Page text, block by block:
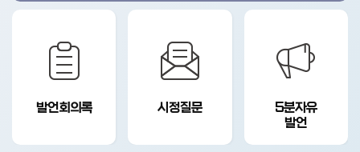
발언회의록 시정질문
5분자유
발언